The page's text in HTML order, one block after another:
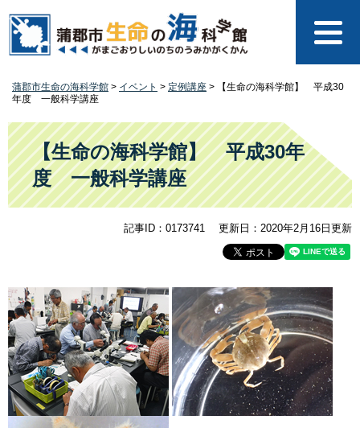
の
す
。
ー
し
て
本
文
へ
蒲郡市生命の海科学館 > イベント > 定例講座 >
【生命の海科学館】 平成30
年度 一般科学講座
本
文
【生命の海科学館】 平成30年
度 一般科学講座
記事ID：0173741 更新日：2020年2月16日更新